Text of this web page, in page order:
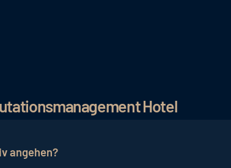
Hotel
angehen?